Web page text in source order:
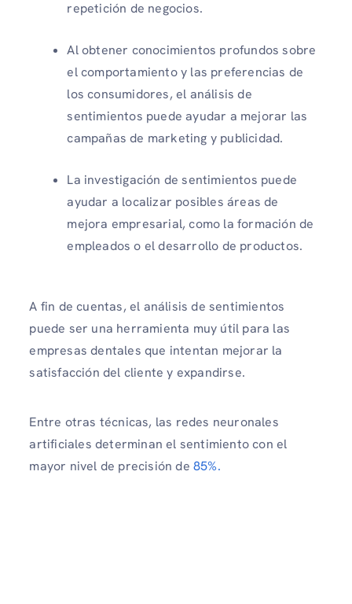
repetición de negocios.
Al obtener conocimientos profundos sobre
el comportamiento y las preferencias de
los consumidores, el análisis de
sentimientos puede ayudar a mejorar las
campañas de marketing y publicidad.
La investigación de sentimientos puede
ayudar a localizar posibles áreas de
mejora empresarial, como la formación de
empleados o el desarrollo de productos.
A fin de cuentas, el análisis de sentimientos
puede ser una herramienta muy útil para las
empresas dentales que intentan mejorar la
satisfacción del cliente y expandirse.
Entre otras técnicas, las redes neuronales
artificiales determinan el sentimiento con el
mayor nivel de precisión de 85%.